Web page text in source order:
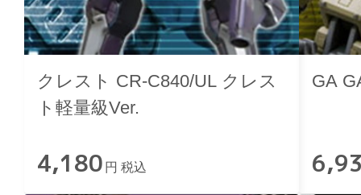
クレスト CR-C840/UL クレス
ト軽量級Ver.
4,180 円 税込
GA